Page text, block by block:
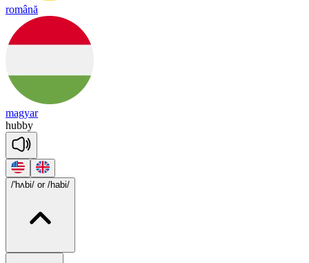
română
magyar
hubby
/'hʌbi/ or /habi/